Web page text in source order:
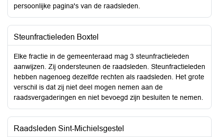
persoonlijke pagina's van de raadsleden.
Steunfractieleden Boxtel
Elke fractie in de gemeenteraad mag 3 steunfractieleden
aanwijzen. Zij ondersteunen de raadsleden. Steunfractieleden
hebben nagenoeg dezelfde rechten als raadsleden. Het grote
verschil is dat zij niet deel mogen nemen aan de
raadsvergaderingen en niet bevoegd zijn besluiten te nemen.
Raadsleden Sint-Michielsgestel